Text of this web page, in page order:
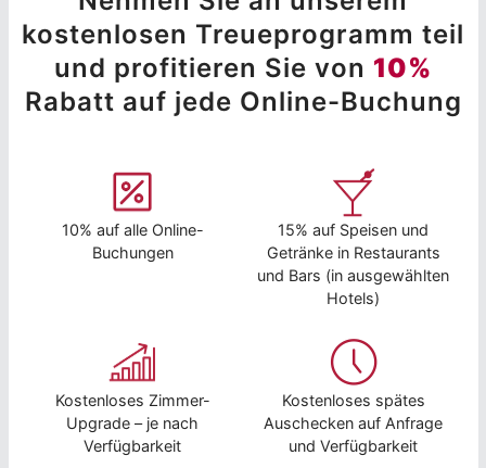
kostenlosen Treueprogramm teil
und profitieren Sie von 10%
Rabatt auf jede Online-Buchung
10% auf alle Online-
Buchungen
15% auf Speisen und
Getränke in Restaurants
und Bars (in ausgewählten
Hotels)
Kostenloses Zimmer-
Upgrade – je nach
Verfügbarkeit
Kostenloses spätes
Auschecken auf Anfrage
und Verfügbarkeit